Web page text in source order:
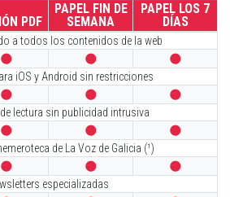
PDF
PAPEL FIN DE
SEMANA
PAPEL LOS 7
DÍAS
a todos los contenidos de la web
  
iOS y Android sin restricciones
  
lectura sin publicidad intrusiva
  
de La Voz de Galicia (¹)
  
especializadas